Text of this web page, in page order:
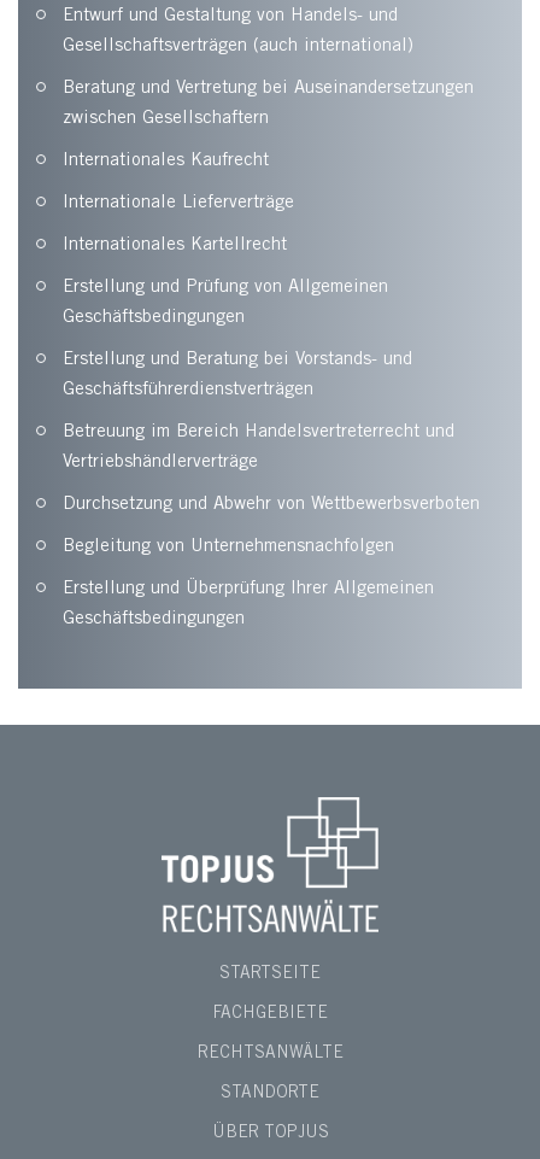
Entwurf und Gestaltung von Handels- und
Gesellschaftsverträgen (auch international)
Beratung und Vertretung bei Auseinandersetzungen
zwischen Gesellschaftern
Internationales Kaufrecht
Internationale Lieferverträge
Internationales Kartellrecht
Erstellung und Prüfung von Allgemeinen
Geschäftsbedingungen
Erstellung und Beratung bei Vorstands- und
Geschäftsführerdienstverträgen
Betreuung im Bereich Handelsvertreterrecht und
Vertriebshändlerverträge
Durchsetzung und Abwehr von Wettbewerbsverboten
Begleitung von Unternehmensnachfolgen
Erstellung und Überprüfung Ihrer Allgemeinen
Geschäftsbedingungen
STARTSEITE
FACHGEBIETE
RECHTSANWÄLTE
STANDORTE
ÜBER TOPJUS